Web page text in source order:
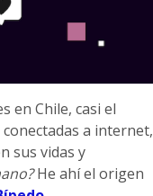
en Chile, casi el
a internet,
sus vidas y
He ahí el origen